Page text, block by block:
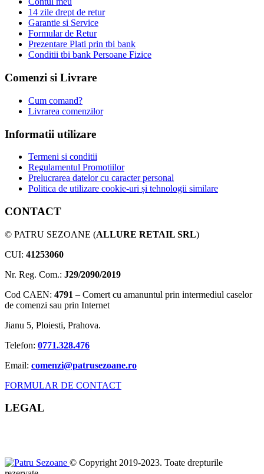
14 zile drept de retur
Garantie si Service
Formular de Retur
Prezentare Plati prin tbi bank
Conditii tbi bank Persoane Fizice
Comenzi si Livrare
Cum comand?
Livrarea comenzilor
Informatii utilizare
Termeni si conditii
Regulamentul Promotiilor
Prelucrarea datelor cu caracter personal
Politica de utilizare cookie-uri și tehnologii similare
CONTACT
© PATRU SEZOANE (ALLURE RETAIL SRL)
CUI: 41253060
Nr. Reg. Com.: J29/2090/2019
Cod CAEN: 4791 – Comert cu amanuntul prin intermediul caselor
de comenzi sau prin Internet
Jianu 5, Ploiesti, Prahova.
Telefon: 0771.328.476
Email: comenzi@patrusezoane.ro
FORMULAR DE CONTACT
LEGAL
© Copyright 2019-2023. Toate drepturile